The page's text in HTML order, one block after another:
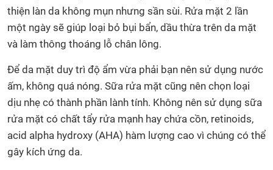
thiện làn da không mụn nhưng sần sùi. Rửa mặt 2 lần
một ngày sẽ giúp loại bỏ bụi bẩn, dầu thừa trên da mặt
và làm thông thoáng lỗ chân lông.
Để da mặt duy trì độ ẩm vừa phải bạn nên sử dụng nước
ấm, không quá nóng. Sữa rửa mặt cũng nên chọn loại
dịu nhẹ có thành phần lành tính. Không nên sử dụng sữa
rửa mặt có chất tẩy rửa mạnh hay chứa cồn, retinoids,
acid alpha hydroxy (AHA) hàm lượng cao vì chúng có thể
gây kích ứng da.